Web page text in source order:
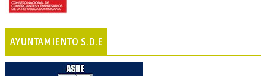
AYUNTAMIENTO S.D.E